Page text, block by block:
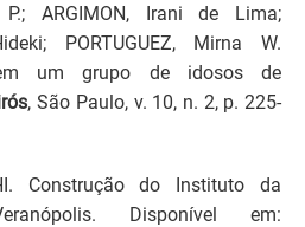
P.; ARGIMON, Irani de Lima;
PORTUGUEZ, Mirna W.
um grupo de idosos de
, São Paulo, v. 10, n. 2, p. 225-
Construção do Instituto da
Disponível em: